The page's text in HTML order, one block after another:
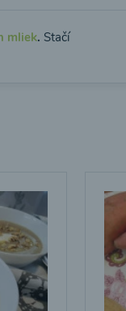
mliek. Stačí